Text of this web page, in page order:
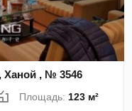
Ханой , № 3546
Площадь: 123 м²